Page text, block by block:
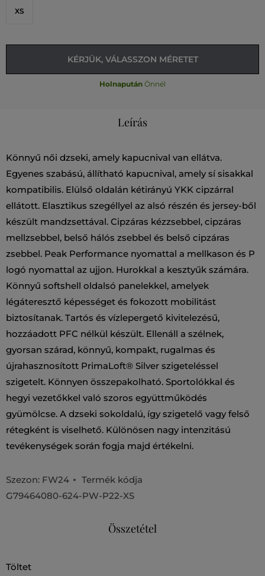
XS
KÉRJÜK, VÁLASSZON MÉRETET
Holnapután Önnél
Leírás
Könnyű női dzseki, amely kapucnival van ellátva.
Egyenes szabású, állítható kapucnival, amely sí sisakkal
kompatibilis. Elülső oldalán kétirányú YKK cipzárral
ellátott. Elasztikus szegéllyel az alsó részén és jersey-ből
készült mandzsettával. Cipzáras kézzsebbel, cipzáras
mellzsebbel, belső hálós zsebbel és belső cipzáras
zsebbel. Peak Performance nyomattal a mellkason és P
logó nyomattal az ujjon. Hurokkal a kesztyűk számára.
Könnyű softshell oldalsó panelekkel, amelyek
légáteresztő képességet és fokozott mobilitást
biztosítanak. Tartós és vízlepergető kivitelezésű,
hozzáadott PFC nélkül készült. Ellenáll a szélnek,
gyorsan szárad, könnyű, kompakt, rugalmas és
újrahasznosított PrimaLoft® Silver szigeteléssel
szigetelt. Könnyen összepakolható. Sportolókkal és
hegyi vezetőkkel való szoros együttműködés
gyümölcse. A dzseki sokoldalú, így szigetelő vagy felső
rétegként is viselhető. Különösen nagy intenzitású
tevékenységek során fogja majd értékelni.
Szezon: FW24
Termék kódja
G79464080-624-PW-P22-XS
Összetétel
töltet